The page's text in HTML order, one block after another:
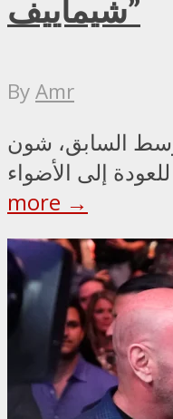
شيماييف”
ByAmr
السابق، شون
more →